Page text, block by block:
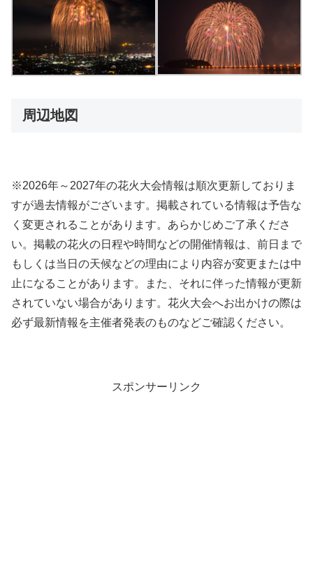
周辺地図
※2026年～2027年の花火大会情報は順次更新しておりま
すが過去情報がございます。掲載されている情報は予告な
く変更されることがあります。あらかじめご了承くださ
い。掲載の花火の日程や時間などの開催情報は、前日まで
もしくは当日の天候などの理由により内容が変更または中
止になることがあります。また、それに伴った情報が更新
されていない場合があります。花火大会へお出かけの際は
必ず最新情報を主催者発表のものなどご確認ください。
スポンサーリンク